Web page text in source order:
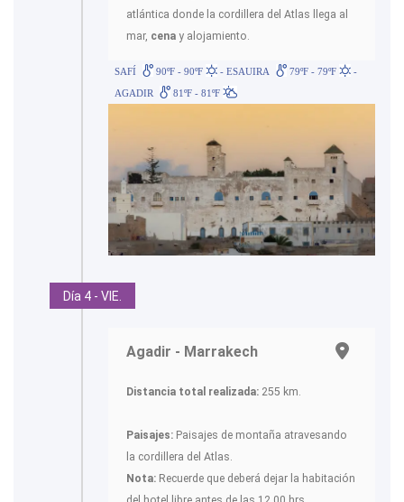
atlántica donde la cordillera del Atlas llega al
mar, cena y alojamiento.
SAFÍ 90ºF - 90ºF - ESAUIRA 79ºF - 79ºF
-
AGADIR
81ºF - 81ºF
Día 4 - VIE.
Agadir - Marrakech
Distancia total realizada: 255 km.
Paisajes: Paisajes de montaña atravesando
la cordillera del Atlas.
Nota: Recuerde que deberá dejar la habitación